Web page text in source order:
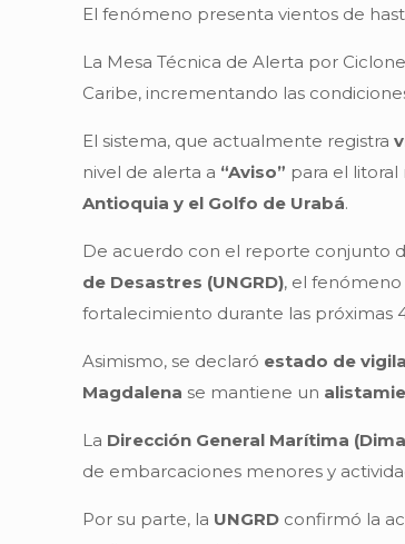
El fenómeno presenta vientos de
La Mesa Técnica de Alerta por
Caribe, incrementando las
El sistema, que actualmente registra
nivel de alerta a “Aviso” para el
Antioquia y el Golfo de Urabá.
De acuerdo con el reporte conjunto
de Desastres (UNGRD), el
fortalecimiento durante las próximas
Asimismo, se declaró estado de
Magdalena se mantiene un
La Dirección General Marítima
de embarcaciones menores y
Por su parte, la UNGRD confirmó la